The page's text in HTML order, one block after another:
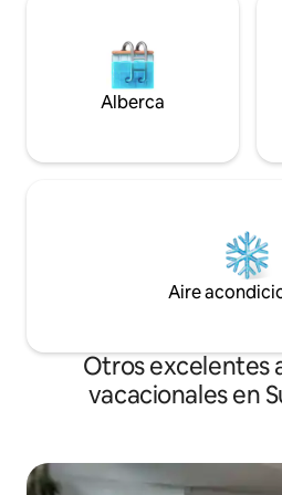
Alberca
Aire
Otros excelentes
vacacionales en